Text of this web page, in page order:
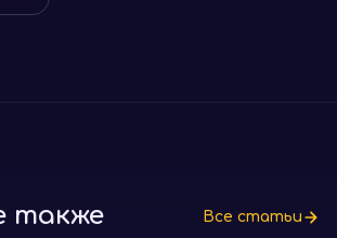
также Все статьи